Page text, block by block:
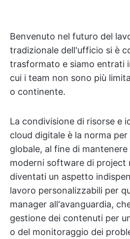
Benvenuto nel futuro del
tradizionale dell'ufficio si è
trasformato e siamo entrati
cui i team non sono più
o continente.
La condivisione di risorse e
cloud digitale è la norma
globale, al fine di
moderni software di project
diventati un aspetto
lavoro personalizzabili per
manager all'avanguardia,
gestione dei contenuti per
o del monitoraggio dei